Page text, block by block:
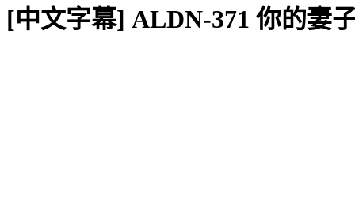
[中文字幕] ALDN-371 你的妻